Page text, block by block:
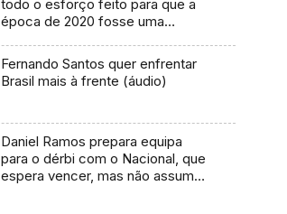
todo o esforço feito para que a
época de 2020 fosse uma
campeonato
Fernando Santos quer enfrentar
Brasil mais à frente (áudio)
Daniel Ramos prepara equipa
para o dérbi com o Nacional, que
espera vencer, mas não assume